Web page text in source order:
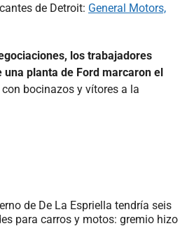
de Detroit: General Motors,
los trabajadores
planta de Ford marcaron el
bocinazos y vítores a la
de De La Espriella tendría seis
para carros y motos: gremio hizo